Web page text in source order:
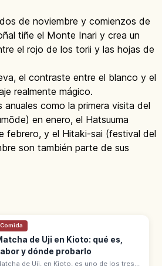
de noviembre y comienzos de
tiñe el Monte Inari y crea un
el rojo de los torii y las hojas de
el contraste entre el blanco y el
realmente mágico.
anuales como la primera visita del
en enero, el Hatsuuma
febrero, y el Hitaki-sai (festival del
son también parte de sus
Comida
de Uji en Kioto: qué es,
y dónde probarlo
de Uji, en Kioto, es uno de los tres